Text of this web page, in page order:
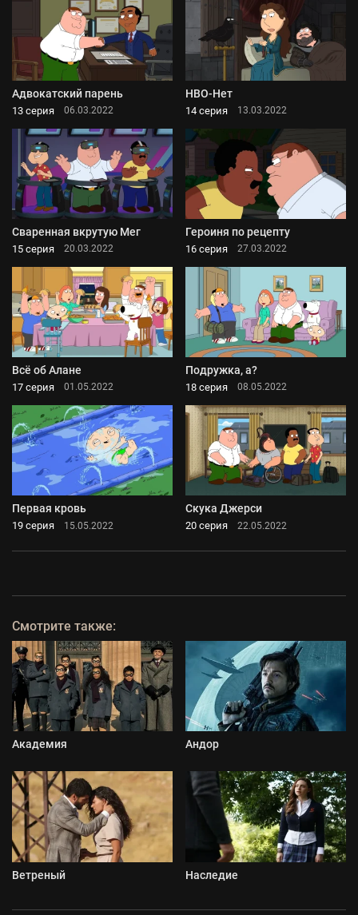
Адвокатский парень
13 серия 06.03.2022
HBO-Нет
14 серия 13.03.2022
Сваренная вкрутую Мег
15 серия 20.03.2022
Героиня по рецепту
16 серия 27.03.2022
Всё об Алане
17 серия 01.05.2022
Подружка, а?
18 серия 08.05.2022
Первая кровь
19 серия 15.05.2022
Скука Джерси
20 серия 22.05.2022
Смотрите также:
Академия Андор
Ветреный Наследие